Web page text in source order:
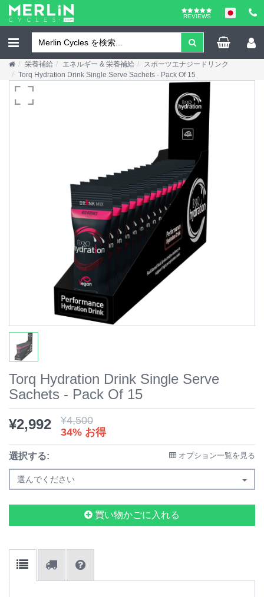
REVIEWS
栄養補給 エネルギー & 栄養補給
スポーツエナジードリンク
Torq Hydration Drink Single Serve Sachets - Pack Of 15
Torq Hydration Drink Single Serve
Sachets - Pack Of 15
¥2,992 ¥4,500
34% お得
選択する: オプション一覧を見る
選んでください
買い物かごに入れる